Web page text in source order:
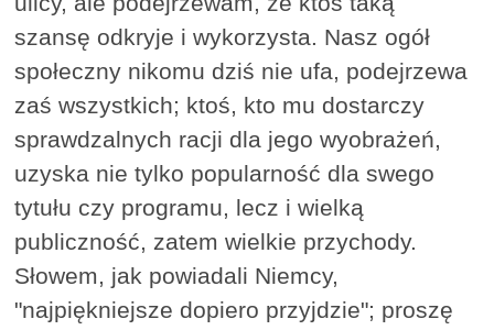
szansę odkryje i wykorzysta. Nasz ogół
społeczny nikomu dziś nie ufa, podejrzewa
zaś wszystkich; ktoś, kto mu dostarczy
sprawdzalnych racji dla jego wyobrażeń,
uzyska nie tylko popularność dla swego
tytułu czy programu, lecz i wielką
publiczność, zatem wielkie przychody.
Słowem, jak powiadali Niemcy,
"najpiękniejsze dopiero przyjdzie"; proszę